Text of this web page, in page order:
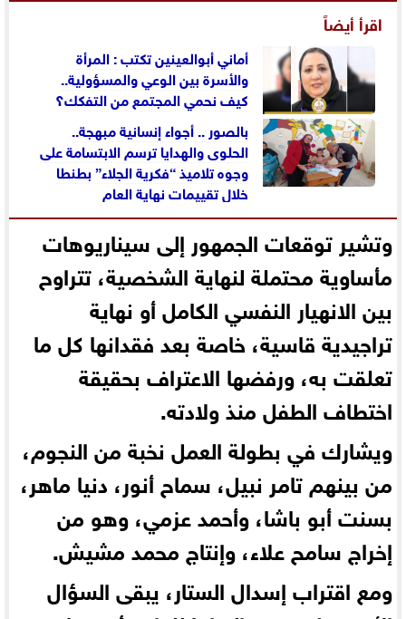
اقرأ أيضاً
أماني‭ ‬أبوالعينين‭ ‬تكتب : المرأة
والأسرة بين الوعي والمسؤولية..
كيف نحمي المجتمع من التفكك؟
بالصور .. أجواء إنسانية مبهجة..
الحلوى والهدايا ترسم الابتسامة على
وجوه تلاميذ “فكرية الجلاء” بطنطا
خلال تقييمات نهاية العام
وتشير توقعات الجمهور إلى سيناريوهات
مأساوية محتملة لنهاية الشخصية، تتراوح
بين الانهيار النفسي الكامل أو نهاية
تراجيدية قاسية، خاصة بعد فقدانها كل ما
تعلقت به، ورفضها الاعتراف بحقيقة
اختطاف الطفل منذ ولادته.
ويشارك في بطولة العمل نخبة من النجوم،
من بينهم تامر نبيل، سماح أنور، دنيا ماهر،
بسنت أبو باشا، وأحمد عزمي، وهو من
إخراج سامح علاء، وإنتاج محمد مشيش.
ومع اقتراب إسدال الستار، يبقى السؤال